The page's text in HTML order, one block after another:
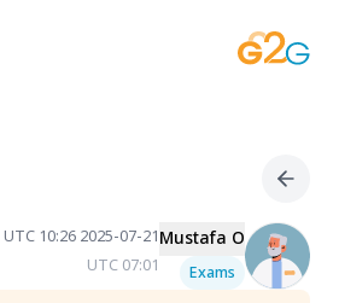
Mustafa O
Exams
2025-07-21 10:26 UTC
07:01 UTC